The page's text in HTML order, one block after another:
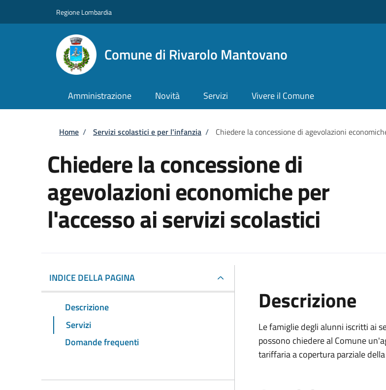
Regione Lombardia
Comune di Rivarolo Mantovano
Amministrazione Novità Servizi Vivere il Comune
Briciole di pane
Home / Servizi scolastici e per l'infanzia / Chiedere la concessione di agevolazioni
Chiedere la concessione di
agevolazioni economiche per
l'accesso ai servizi scolastici
INDICE DELLA PAGINA
Descrizione
Servizi
Domande frequenti
Descrizione
Le famiglie degli alunni iscritti ai
possono chiedere al Comune
tariffaria a copertura parziale